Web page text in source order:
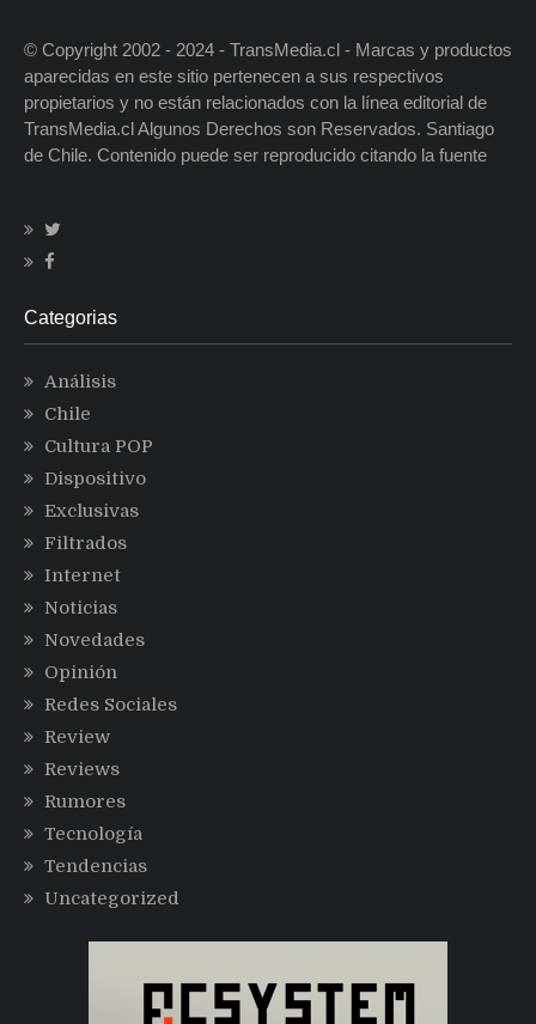
© Copyright 2002 - 2024 - TransMedia.cl - Marcas y productos
aparecidas en este sitio pertenecen a sus respectivos
propietarios y no están relacionados con la línea editorial de
TransMedia.cl Algunos Derechos son Reservados. Santiago
de Chile. Contenido puede ser reproducido citando la fuente
Categorias
Análisis
Chile
Cultura POP
Dispositivo
Exclusivas
Filtrados
Internet
Noticias
Novedades
Opinión
Redes Sociales
Review
Reviews
Rumores
Tecnología
Tendencias
Uncategorized